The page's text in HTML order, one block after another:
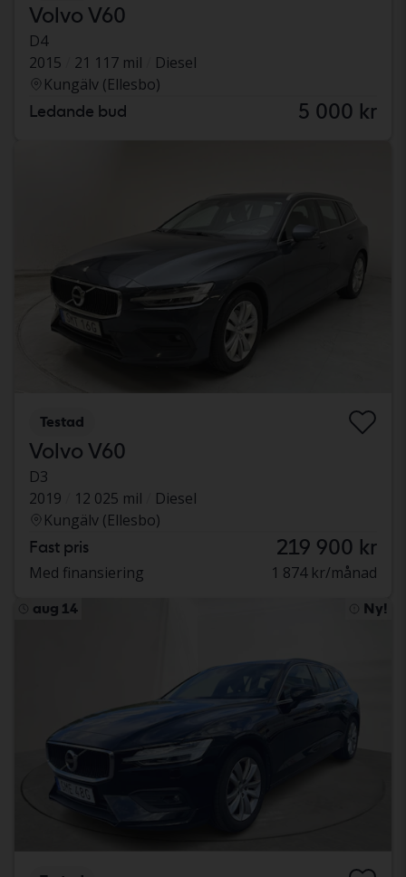
Volvo V60
D4
2015
21 117 mil
Diesel
Kungälv (Ellesbo)
Ledande bud 5 000 kr
Testad
Volvo V60
D3
2019
12 025 mil
Diesel
Kungälv (Ellesbo)
Fast pris 219 900 kr
Med finansiering 1 874 kr/månad
aug 14 Ny!